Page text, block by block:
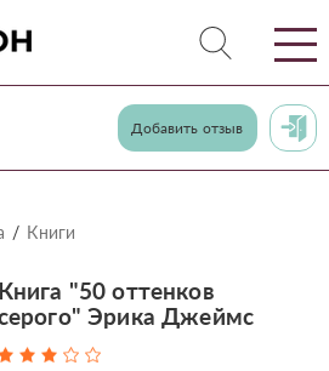
Добавить отзыв
Книги
Книга "50 оттенков
Эрика Джеймс